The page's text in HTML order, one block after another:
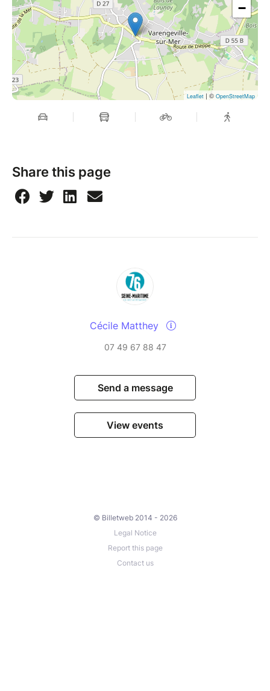
−
Leaflet | © OpenStreetMap
Share this page
Cécile Matthey
07 49 67 88 47
Send a message
View events
© Billetweb 2014 - 2026
Legal Notice
Report this page
Contact us